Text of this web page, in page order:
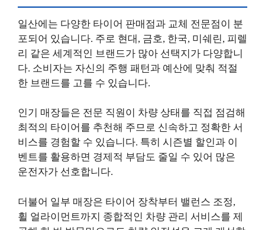
일산에는 다양한 타이어 판매점과 교체 전문점이 분
포되어 있습니다. 주로 현대, 금호, 한국, 미쉐린, 피렐
리 같은 세계적인 브랜드가 많아 선택지가 다양합니
다. 소비자는 자신의 주행 패턴과 예산에 맞춰 적절
한 브랜드를 고를 수 있습니다.
인기 매장들은 전문 직원이 차량 상태를 직접 점검해
최적의 타이어를 추천해 주므로 신속하고 정확한 서
비스를 경험할 수 있습니다. 특히 시즌별 할인과 이
벤트를 활용하면 경제적 부담도 줄일 수 있어 많은
운전자가 선호합니다.
더불어 일부 매장은 타이어 장착부터 밸런스 조정,
휠 얼라이먼트까지 종합적인 차량 관리 서비스를 제